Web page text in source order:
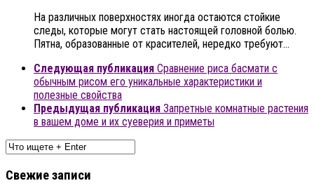
На различных поверхностях иногда остаются стойкие
следы, которые могут стать настоящей головной болью.
Пятна, образованные от красителей, нередко требуют…
Следующая публикация Сравнение риса басмати с
обычным рисом его уникальные характеристики и
полезные свойства
Предыдущая публикация Запретные комнатные растения
в вашем доме и их суеверия и приметы
Свежие записи